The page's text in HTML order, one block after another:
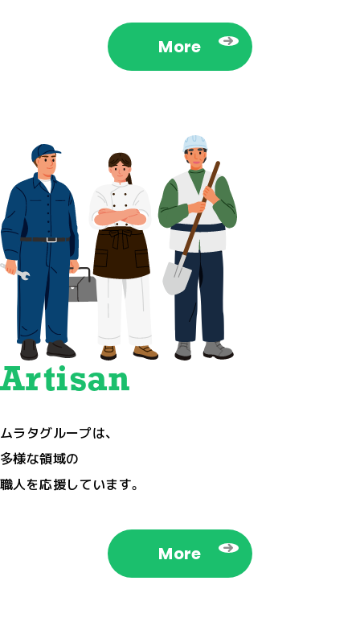
More
Artisan
ムラタグループは、
多様な領域の
職人を応援しています。
More